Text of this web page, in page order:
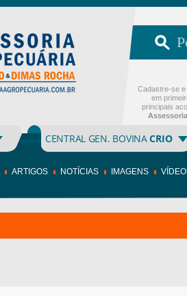
CENTRAL GEN. BOVINACRIO
Cadastre-se e
em
principais
ARTIGOS NOTÍCIAS IMAGENS